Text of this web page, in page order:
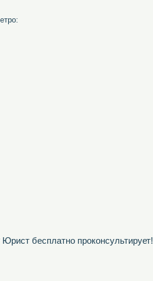
бесплатно проконсультирует!